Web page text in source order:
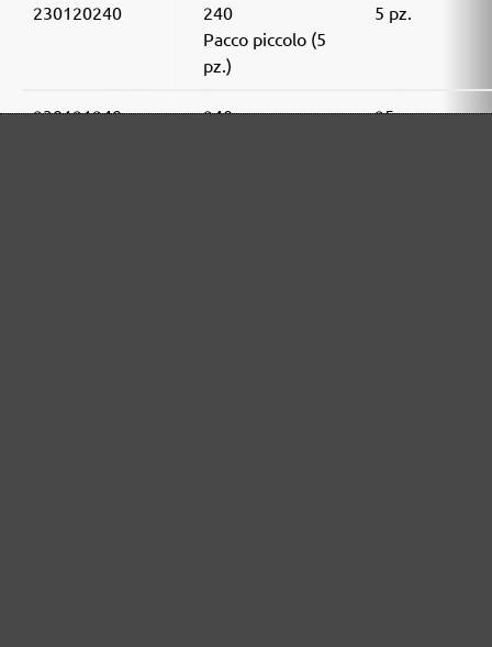
230120240
240
Pacco piccolo (5
pz.)
5 pz.
230121240
240
25 pz.